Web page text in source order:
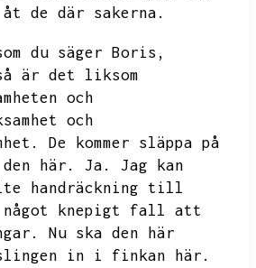
de där sakerna.
du säger Boris,
är det liksom
och
och
De kommer släppa på
här.
Ja.
Jag kan
handräckning till
något knepigt fall att
Nu ska den här
in i finkan här.